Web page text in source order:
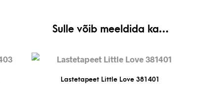
Sulle võib meeldida ka…
Lastetapeet Little Love 381401